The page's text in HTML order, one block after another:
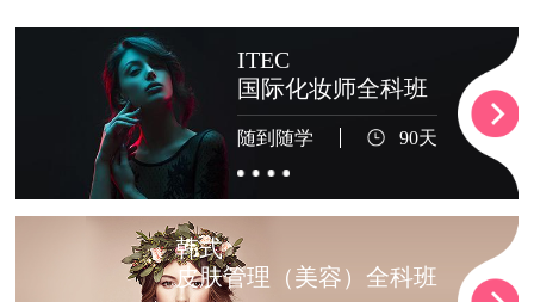
ITEC
国际化妆师全科班
随到随学 90天
韩式
皮肤管理（美容）全科班